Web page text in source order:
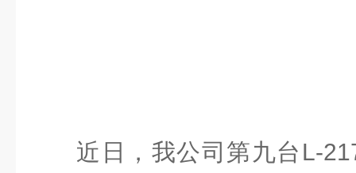
近日，我公司第九台L-